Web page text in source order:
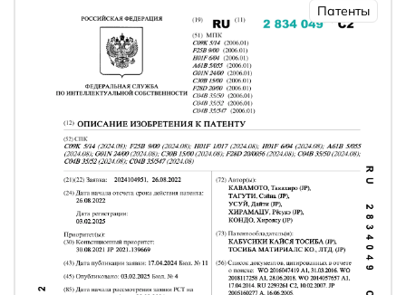
Патенты